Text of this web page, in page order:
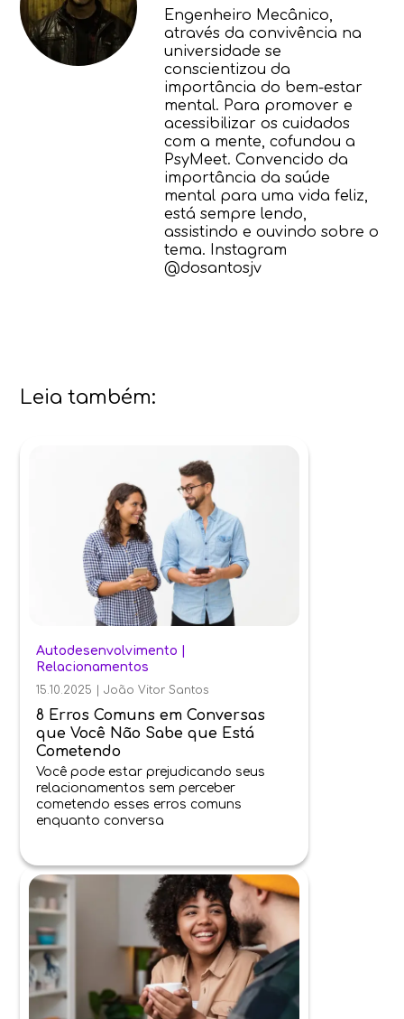
Engenheiro Mecânico,
através da convivência na
universidade se
conscientizou da
importância do bem-estar
mental. Para promover e
acessibilizar os cuidados
com a mente, cofundou a
PsyMeet. Convencido da
importância da saúde
mental para uma vida feliz,
está sempre lendo,
assistindo e ouvindo sobre o
tema. Instagram
@dosantosjv
Leia também:
Autodesenvolvimento
Relacionamentos
15.10.2025 |João Vitor Santos
8 Erros Comuns em Conversas
que Você Não Sabe que Está
Cometendo
Você pode estar prejudicando seus
relacionamentos sem perceber
cometendo esses erros comuns
enquanto conversa